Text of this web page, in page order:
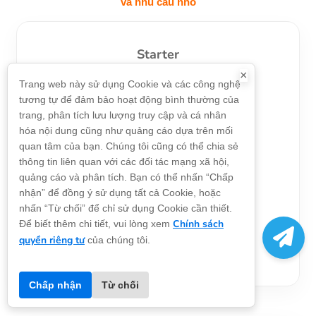
Starter
$49
Điểm API: 80000
Thời hạn: 30 ngày
Đồng thời: 20 lần/s
Mua Ngay
×
Trang web này sử dụng Cookie và các công nghệ
tương tự để đảm bảo hoạt động bình thường của
trang, phân tích lưu lượng truy cập và cá nhân
hóa nội dung cũng như quảng cáo dựa trên mối
quan tâm của bạn. Chúng tôi cũng có thể chia sẻ
thông tin liên quan với các đối tác mạng xã hội,
quảng cáo và phân tích. Bạn có thể nhấn “Chấp
nhận” để đồng ý sử dụng tất cả Cookie, hoặc
nhấn “Từ chối” để chỉ sử dụng Cookie cần thiết.
Để biết thêm chi tiết, vui lòng xem Chính sách
quyền riêng tưcủa chúng tôi.
Chấp nhận Từ chối